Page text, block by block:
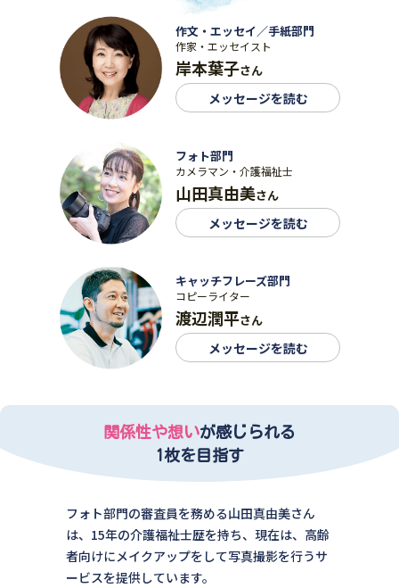
作文・エッセイ／手紙部門
作家・エッセイスト
岸本葉子さん
メッセージを読む
フォト部門
カメラマン・介護福祉士
山田真由美さん
メッセージを読む
キャッチフレーズ部門
コピーライター
渡辺潤平さん
メッセージを読む
関係性や想いが感じられる
1枚を目指す
フォト部門の審査員を務める山田真由美さん
は、15年の介護福祉士歴を持ち、現在は、高齢
者向けにメイクアップをして写真撮影を行うサ
ービスを提供しています。